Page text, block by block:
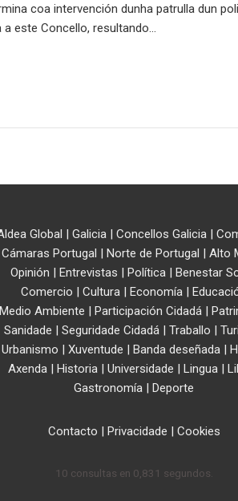
coa intervención dunha patrulla dun
este Concello, resultando…
Global | Galicia| Concellos Galicia|
Cámaras Portugal | Norte de Portugal | Alto
Opinión | Entrevistas | Política| Benestar
Comercio | Cultura | Economía |
Medio Ambiente | Participación Cidadá|
Sanidade | Seguridade Cidadá | Traballo |
Urbanismo | Xuventude | Banda deseñada |
Axenda| Historia| Universidade | Lingua|
Gastronomía | Deporte
Contacto | Privacidade | Cookies
10 consultas en 0,831 segundos.